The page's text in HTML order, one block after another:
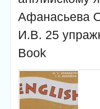
Афанасьева
И.В. 25
Book